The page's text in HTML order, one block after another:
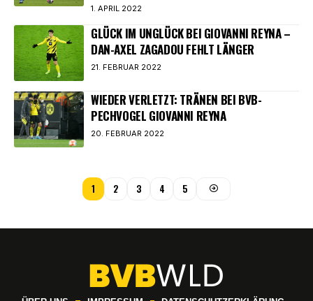
1. APRIL 2022
GLÜCK IM UNGLÜCK BEI GIOVANNI REYNA –
DAN-AXEL ZAGADOU FEHLT LÄNGER
21. FEBRUAR 2022
WIEDER VERLETZT: TRÄNEN BEI BVB-
PECHVOGEL GIOVANNI REYNA
20. FEBRUAR 2022
1 2 3 4 5